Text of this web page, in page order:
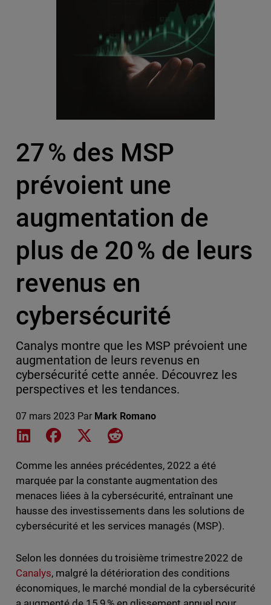
27 % des MSP
prévoient une
augmentation de
plus de 20 % de leurs
revenus en
cybersécurité
Canalys montre que les MSP prévoient une
augmentation de leurs revenus en
cybersécurité cette année. Découvrez les
perspectives et les tendances.
07 mars 2023 Par Mark Romano
Share on LinkedIn
Share on Facebook
Share on XShare on Reddit
Comme les années précédentes, 2022 a été
marquée par la constante augmentation des
menaces liées à la cybersécurité, entraînant une
hausse des investissements dans les solutions de
cybersécurité et les services managés (MSP).
Selon les données du troisième trimestre 2022 de
Canalys, malgré la détérioration des conditions
économiques, le marché mondial de la cybersécurité